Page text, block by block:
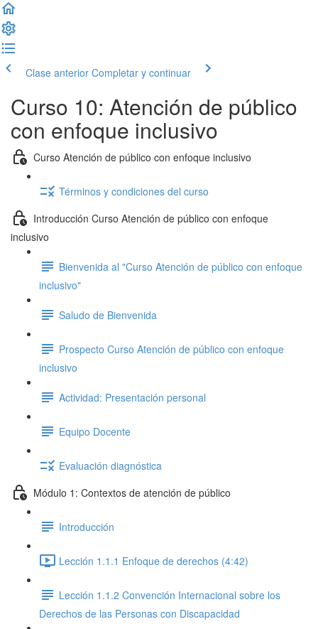
Clase anterior Completar y continuar
Curso 10: Atención de público
con enfoque inclusivo
Curso Atención de público con enfoque inclusivo
Términos y condiciones del curso
Introducción Curso Atención de público con enfoque
inclusivo
Bienvenida al "Curso Atención de público con enfoque
inclusivo"
Saludo de Bienvenida
Prospecto Curso Atención de público con enfoque
inclusivo
Actividad: Presentación personal
Equipo Docente
Evaluación diagnóstica
Módulo 1: Contextos de atención de público
Introducción
Lección 1.1.1 Enfoque de derechos (4:42)
Lección 1.1.2 Convención Internacional sobre los
Derechos de las Personas con Discapacidad